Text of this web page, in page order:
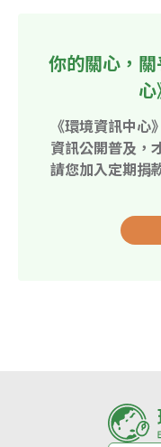
你的關心，
《環境資訊中
資訊公開普及，
請您加入定期捐